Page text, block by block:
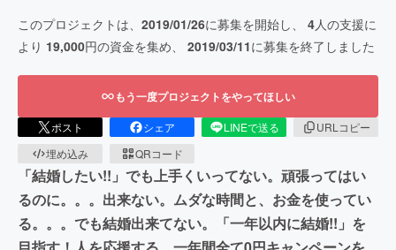
このプロジェクトは、 2019/01/26に募集を開始し、 4人の支援に
より 19,000円の資金を集め、 2019/03/11に募集を終了しました
もう一度プロジェクトをやってほしい
ポスト シェア LINEで送る
URLコピー
埋め込み
QRコード
「結婚したい!!」でも上手くいってない。頑張ってはい
るのに。。。出来ない。ムダな時間と、お金を使ってい
る。。。でも結婚出来てない。「一年以内に結婚!!」を